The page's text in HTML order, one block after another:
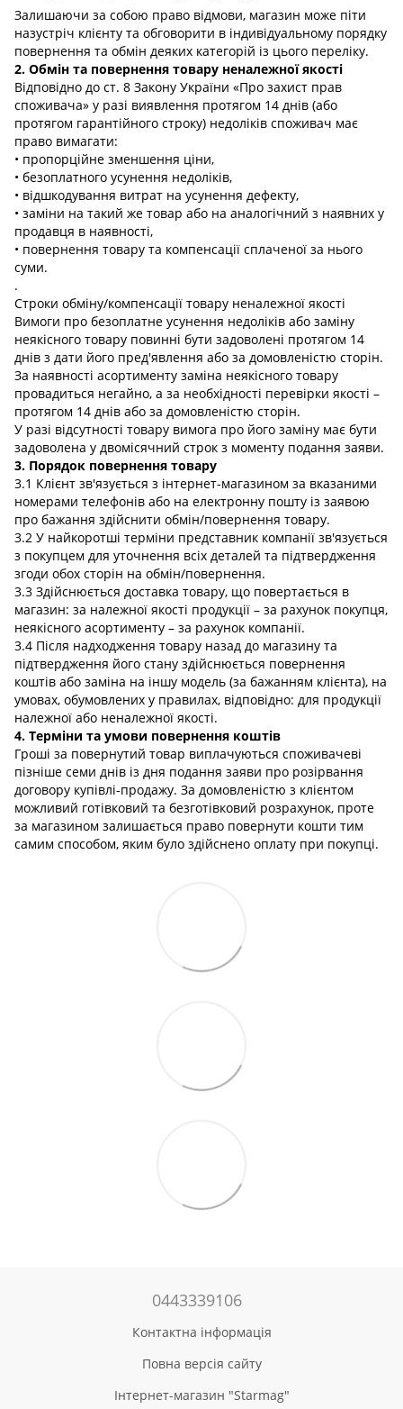
Залишаючи за собою право відмови, магазин може піти
назустріч клієнту та обговорити в індивідуальному порядку
повернення та обмін деяких категорій із цього переліку.
2. Обмін та повернення товару неналежної якості
Відповідно до ст. 8 Закону України «Про захист прав
споживача» у разі виявлення протягом 14 днів (або
протягом гарантійного строку) недоліків споживач має
право вимагати:
• пропорційне зменшення ціни,
• безоплатного усунення недоліків,
• відшкодування витрат на усунення дефекту,
• заміни на такий же товар або на аналогічний з наявних у
продавця в наявності,
• повернення товару та компенсації сплаченої за нього
суми.
.
Строки обміну/компенсації товару неналежної якості
Вимоги про безоплатне усунення недоліків або заміну
неякісного товару повинні бути задоволені протягом 14
днів з дати його пред'явлення або за домовленістю сторін.
За наявності асортименту заміна неякісного товару
провадиться негайно, а за необхідності перевірки якості –
протягом 14 днів або за домовленістю сторін.
У разі відсутності товару вимога про його заміну має бути
задоволена у двомісячний строк з моменту подання заяви.
3. Порядок повернення товару
3.1 Клієнт зв'язується з інтернет-магазином за вказаними
номерами телефонів або на електронну пошту із заявою
про бажання здійснити обмін/повернення товару.
3.2 У найкоротші терміни представник компанії зв'язується
з покупцем для уточнення всіх деталей та підтвердження
згоди обох сторін на обмін/повернення.
3.3 Здійснюється доставка товару, що повертається в
магазин: за належної якості продукції – за рахунок покупця,
неякісного асортименту – за рахунок компанії.
3.4 Після надходження товару назад до магазину та
підтвердження його стану здійснюється повернення
коштів або заміна на іншу модель (за бажанням клієнта), на
умовах, обумовлених у правилах, відповідно: для продукції
належної або неналежної якості.
4. Терміни та умови повернення коштів
Гроші за повернутий товар виплачуються споживачеві
пізніше семи днів із дня подання заяви про розірвання
договору купівлі-продажу. За домовленістю з клієнтом
можливий готівковий та безготівковий розрахунок, проте
за магазином залишається право повернути кошти тим
самим способом, яким було здійснено оплату при покупці.
0443339106
Контактна інформація
Повна версія сайту
Інтернет-магазин "Starmag"